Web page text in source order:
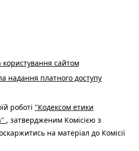
сайтом
надання платного доступу
роботі "Кодексом етики
, затвердженим Комісією з
на матеріал до Комісії